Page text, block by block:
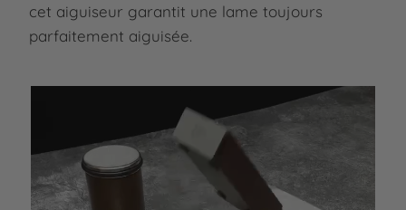
cet aiguiseur garantit une lame toujours
parfaitement aiguisée.